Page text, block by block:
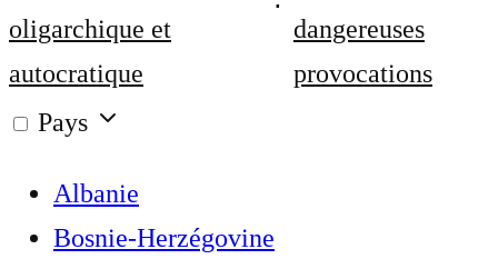
oligarchique et
autocratique
dangereuses
provocations
Pays
Albanie
Bosnie-Herzégovine